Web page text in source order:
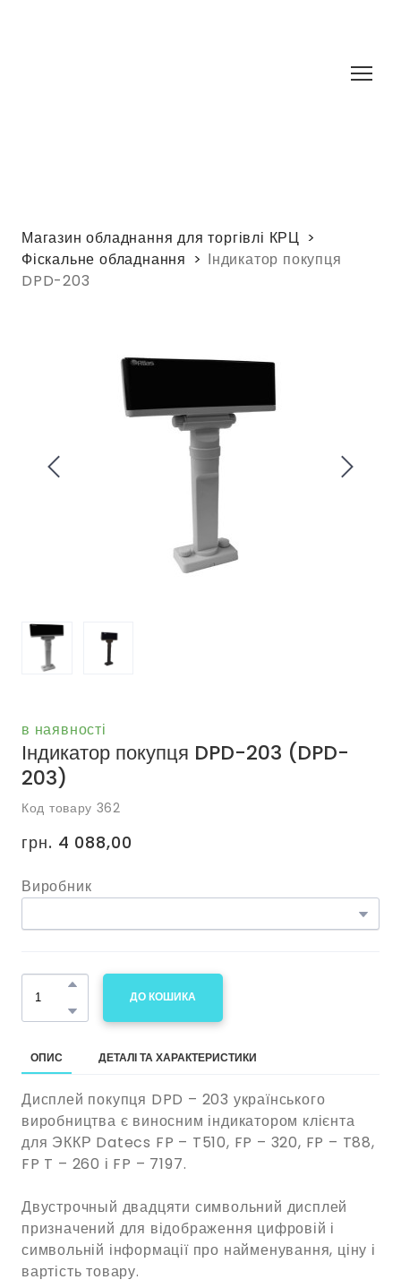
Магазин обладнання для торгівлі КРЦ
Фіскальне обладнання
Індикатор покупця
DPD-203
в наявності
Індикатор покупця DPD-203 (DPD-
203)
Код товару 362
грн. 4 088,00
Виробник
ДО КОШИКА
ОПИС ДЕТАЛІ ТА ХАРАКТЕРИСТИКИ
Дисплей покупця DPD – 203 українського
виробництва є виносним індикатором клієнта
для ЭККР Datecs FP – T510, FP – 320, FP – T88,
FP T – 260 і FP – 7197.
Двустрочный двадцяти символьний дисплей
призначений для відображення цифровій і
символьній інформації про найменування, ціну і
вартість товару.